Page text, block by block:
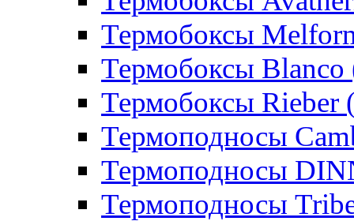
Термобоксы
Термобоксы Blanco
Термобоксы Rieber
Термоподносы
Термоподносы
Термоподносы